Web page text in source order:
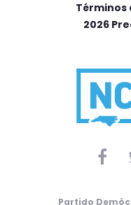
Términos
2026
Partido